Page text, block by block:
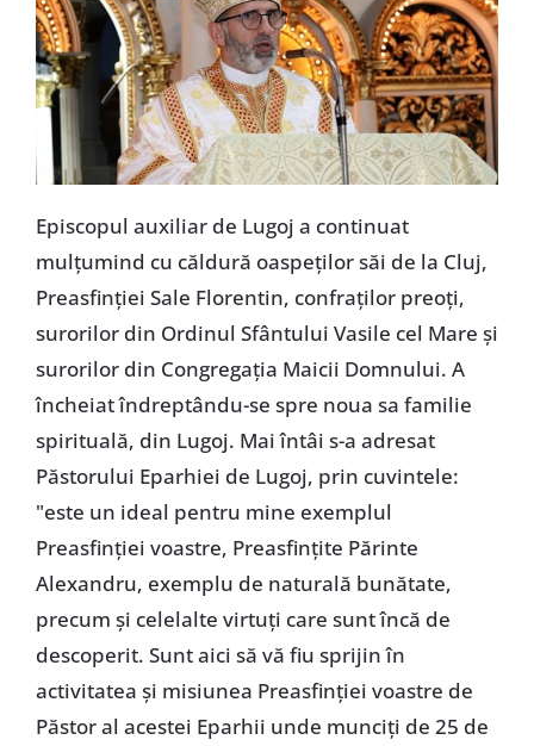
Episcopul auxiliar de Lugoj a continuat
mulțumind cu căldură oaspeților săi de la Cluj,
Preasfinției Sale Florentin, confraților preoți,
surorilor din Ordinul Sfântului Vasile cel Mare și
surorilor din Congregația Maicii Domnului. A
încheiat îndreptându-se spre noua sa familie
spirituală, din Lugoj. Mai întâi s-a adresat
Păstorului Eparhiei de Lugoj, prin cuvintele:
"este un ideal pentru mine exemplul
Preasfinției voastre, Preasfințite Părinte
Alexandru, exemplu de naturală bunătate,
precum și celelalte virtuți care sunt încă de
descoperit. Sunt aici să vă fiu sprijin în
activitatea și misiunea Preasfinției voastre de
Păstor al acestei Eparhii unde munciți de 25 de